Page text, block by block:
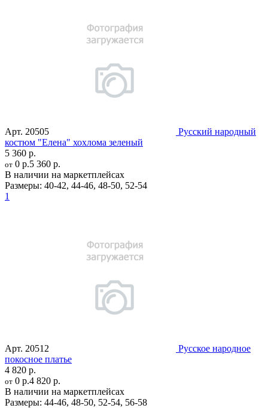
Арт. 20505
Русский народный
костюм "Елена" хохлома зеленый
5 360 р.
от 0 р.5 360 р.
В наличии на маркетплейсах
Размеры: 40-42, 44-46, 48-50, 52-54
1
Арт. 20512
Русское народное
покосное платье
4 820 р.
от 0 р.4 820 р.
В наличии на маркетплейсах
Размеры: 44-46, 48-50, 52-54, 56-58